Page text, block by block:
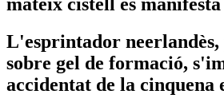
L'esprintador
sobre gel de formació,
accidentat de la cinquena